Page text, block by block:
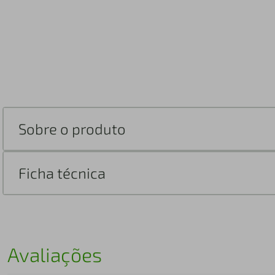
Sobre o produto
Ficha técnica
Avaliações